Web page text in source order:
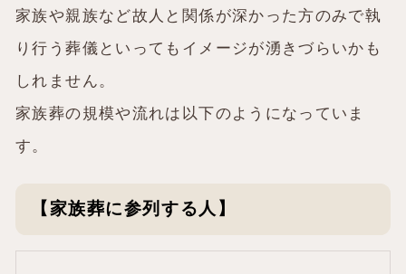
家族や親族など故人と関係が深かった方のみで執
り行う葬儀といってもイメージが湧きづらいかも
しれません。
家族葬の規模や流れは以下のようになっていま
す。
【家族葬に参列する人】